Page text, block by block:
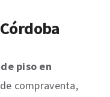
piso en
compraventa,